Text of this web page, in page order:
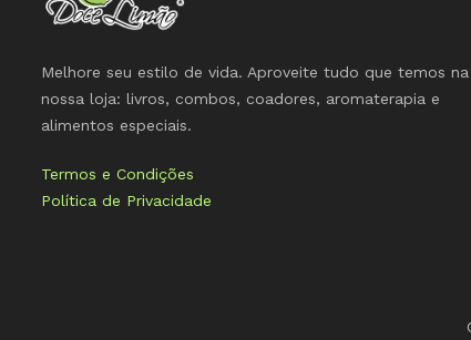
Melhore seu estilo de vida. Aproveite tudo que temos na
nossa loja: livros, combos, coadores, aromaterapia e
alimentos especiais.
Termos e Condições
Política de Privacidade